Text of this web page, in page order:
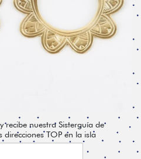
recibe nuestra Sisterguía de
TOP en la isla